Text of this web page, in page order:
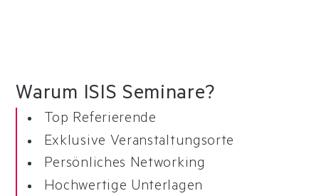
Warum ISIS Seminare?
Top Referierende
Exklusive Veranstaltungsorte
Persönliches Networking
Hochwertige Unterlagen